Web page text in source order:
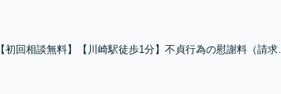
【初回相談無料】【川崎駅徒歩1分】不貞行為の慰謝料（請求